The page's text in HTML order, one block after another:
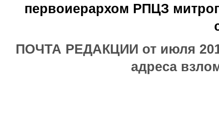
первоиерархом РПЦЗ
ПОЧТА РЕДАКЦИИ от июля
адреса